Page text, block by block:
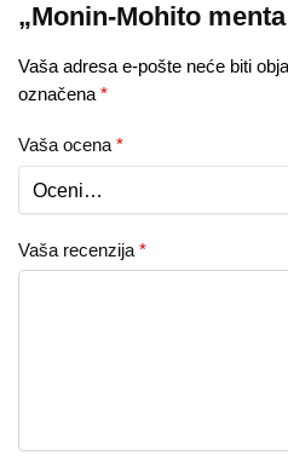
„Monin-Mohito
Vaša adresa e-pošte neće biti
označena *
Vaša ocena*
Vaša recenzija *